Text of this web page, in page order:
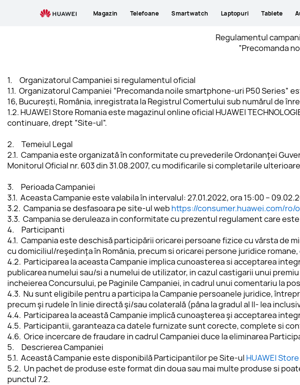
Magazin Telefoane Smartwatch Laptopuri Tablete
Regulamentul
“Precomanda
1. Organizatorul Campaniei si regulamentul oficial
1.1.  Organizatorul Campaniei “Precomanda noile smartphone-uri P50 Series”
16, București, România, inregistrata la Registrul Comertului sub numărul de
1.2. HUAWEI Store Romania este magazinul online oficial HUAWEI
continuare, drept “Site-ul”.
2.     Temeiul Legal
2.1.  Campania este organizată în conformitate cu prevederile Ordonanţei
Monitorul Oficial nr. 603 din 31.08.2007, cu modificarile si completarile
3. Perioada Campaniei
3.1.  Aceasta Campanie este valabila în intervalul: 27.01.2022, ora 15:00 –
3.2. Campania se desfasoara pe site-ul web https://consumer.huawei.com/ro/
3.3.  Campania se deruleaza in conformitate cu prezentul regulament care
4. Participanti
4.1.  Campania este deschisă participării oricarei persoane fizice cu vârsta
cu domiciliul/reşedinţa în România, precum si oricarei persone juridice
4.2.  Participarea la aceasta Campanie implica cunoasterea si acceptarea
publicarea numelui sau/si a numelui de utilizator, in cazul castigarii unui
incheierea Concursului, pe Paginile Campaniei, in cadrul unui comentariu la
4.3.  Nu sunt eligibile pentru a participa la Campanie persoanele juridice,
precum şi rudele în linie directă şi/sau colaterală (pâna la gradul al II- lea
4.4.  Participarea la această Campanie implică cunoaşterea şi acceptarea
4.5.  Participantii, garanteaza ca datele furnizate sunt corecte, complete si
4.6.  Orice incercare de fraudare in cadrul Campaniei duce la eliminarea
5. Descrierea Campaniei
5.1.  Această Campanie este disponibilă Participantilor pe Site-ul HUAWEI
5.2.  Un pachet de produse este format din doua sau mai multe produse si
punctul 7.2.